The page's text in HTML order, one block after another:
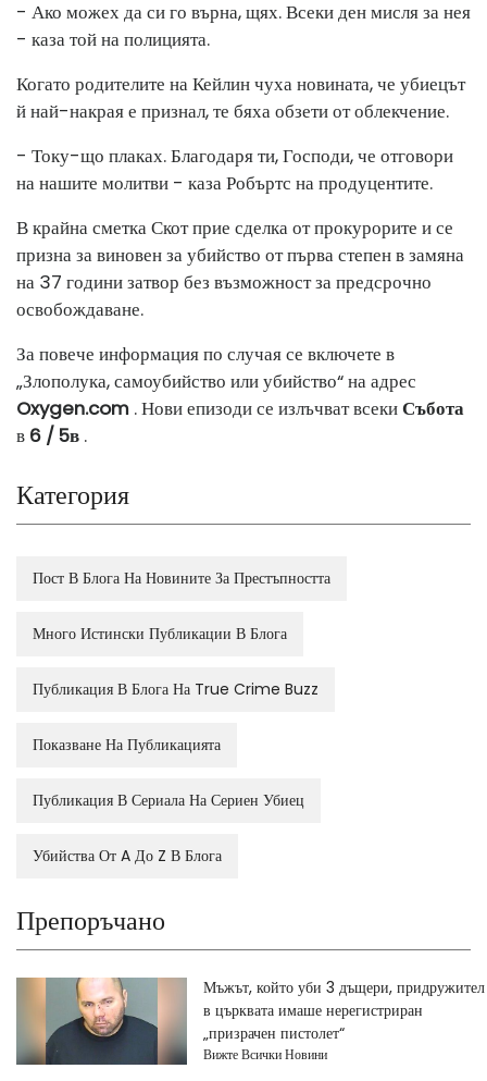
- Ако можех да си го върна, щях. Всеки ден мисля за нея
- каза той на полицията.
Когато родителите на Кейлин чуха новината, че убиецът
й най-накрая е признал, те бяха обзети от облекчение.
- Току-що плаках. Благодаря ти, Господи, че отговори
на нашите молитви - каза Робъртс на продуцентите.
В крайна сметка Скот прие сделка от прокурорите и се
призна за виновен за убийство от първа степен в замяна
на 37 години затвор без възможност за предсрочно
освобождаване.
За повече информация по случая се включете в
„Злополука, самоубийство или убийство“ на адрес
Oxygen.com . Нови епизоди се излъчват всекиСъбота
в 6 / 5в .
Категория
Пост В Блога На Новините За Престъпността
Много Истински Публикации В Блога
Публикация В Блога На True Crime Buzz
Показване На Публикацията
Публикация В Сериала На Сериен Убиец
Убийства От A До Z В Блога
Препоръчано
Мъжът, който уби 3 дъщери, придружител
в църквата имаше нерегистриран
„призрачен пистолет“
Вижте Всички Новини